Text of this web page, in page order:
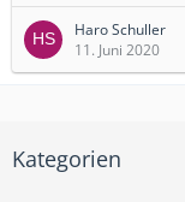
Haro Schuller
11. Juni 2020
Kategorien